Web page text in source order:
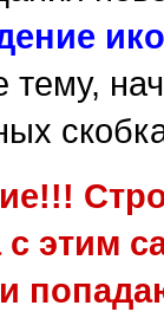
тему,
этим